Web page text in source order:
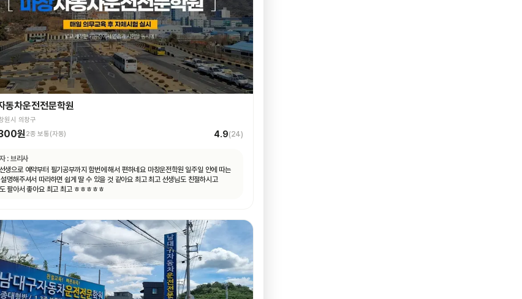
동차운전전문학원
원시 의창구
원2종 보통(자동) 4.9(24)
: 브리사
생으로 예약부터 필기공부까지 함번에 해서 편하네요 마창운전학원 일주일 안에 따는
명해주셔서 따라하면 쉽게 딸 수 있을 것 같아요 최고 최고 선생님도 친절하시고
팔아서 좋아요 최고 최고 ㅎㅎㅎㅎㅎ